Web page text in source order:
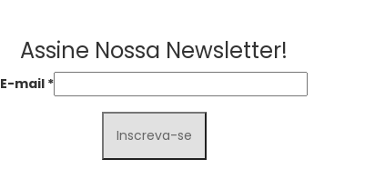
Assine Nossa Newsletter!
E-mail *